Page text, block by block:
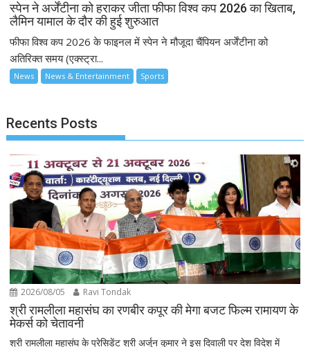
स्पेन ने अर्जेंटीना को हराकर जीता फीफा विश्व कप 2026 का खिताब,
लैमिन यामाल के दौर की हुई शुरुआत
फीफा विश्व कप 2026 के फाइनल में स्पेन ने मौजूदा चैंपियन अर्जेंटीना को
अतिरिक्त समय (एक्स्ट्रा...
News News & Entertainment Sports
Recents Posts
2026/08/05 Ravi Tondak
श्री रामलीला महासंघ का रणबीर कपूर की मेगा बजट फिल्म रामायण के
मेकर्स को चेतावनी
श्री रामलीला महासंघ के प्रेसिडेंट श्री अर्जुन कुमार ने इस दिवाली पर देश विदेश में